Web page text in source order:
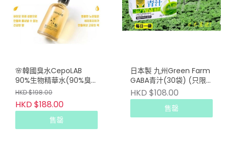
🌸韓國臭水CepoLAB
90%生物精華水(90%臭
水) 30ml (買一送一)
HKD $198.00
HKD $188.00
售罄
日本製 九州Green Farm
GABA青汁(30袋) (只限
批發會員下單）
HKD $108.00
售罄